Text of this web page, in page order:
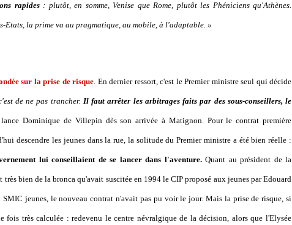
rapides: plutôt, en somme, Venise que Rome, plutôt les Phéniciens qu'Athènes.
Etats, la prime va au pragmatique, au mobile, à l'adaptable. »
sur la prise de risque. En dernier ressort, c'est le Premier ministre seul qui décide
de ne pas trancher. Il faut arrêter les arbitrages faits par des sous-conseillers, le
lance Dominique de Villepin dès son arrivée à Matignon. Pour le contrat première
descendre les jeunes dans la rue, la solitude du Premier ministre a été bien réelle :
lui conseillaient de se lancer dans l'aventure. Quant au président de la
bien de la bronca qu'avait suscitée en 1994 le CIP proposé aux jeunes par Edouard
SMIC jeunes, le nouveau contrat n'avait pas pu voir le jour. Mais la prise de risque, si
fois très calculée : redevenu le centre névralgique de la décision, alors que l'Elysée